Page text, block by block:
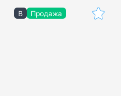
B Продажа